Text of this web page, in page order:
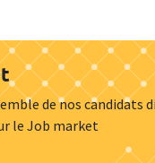
de nos candidats
le Job market